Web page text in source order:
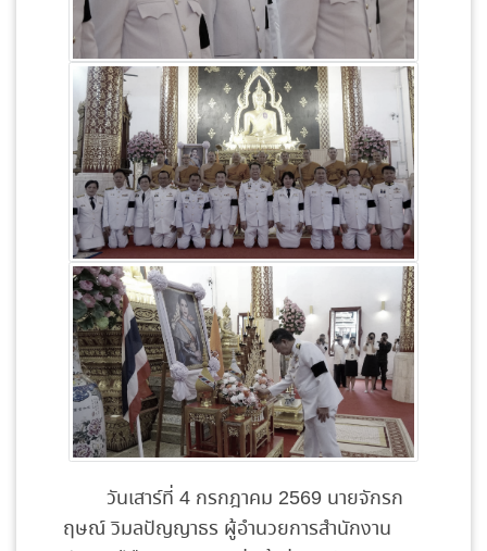
วันเสาร์ที่ 4 กรกฎาคม 2569 นายจักรก
ฤษณ์ วิมลปัญญาธร ผู้อำนวยการสำนักงาน